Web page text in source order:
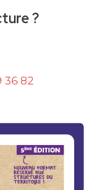
?
36 82